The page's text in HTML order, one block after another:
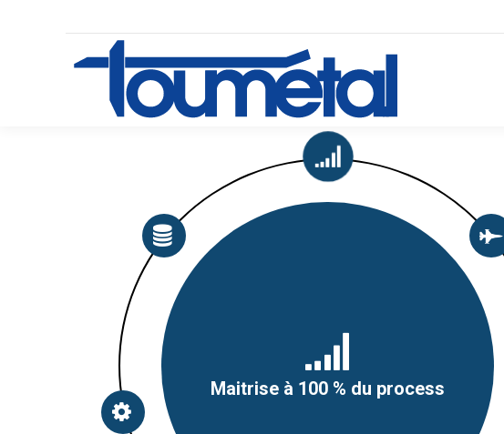
Respect des délais